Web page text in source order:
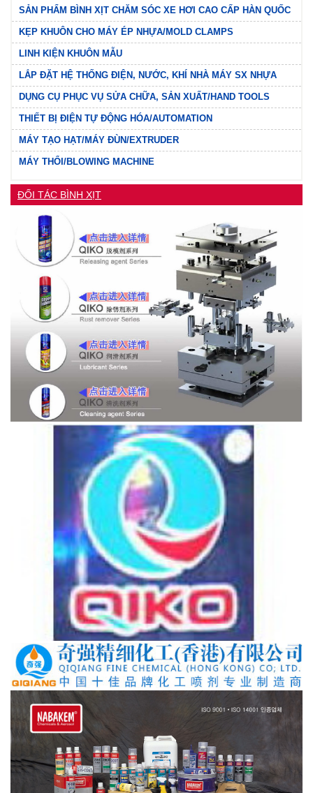
SẢN PHẨM BÌNH XỊT CHĂM SÓC XE HƠI CAO CẤP HÀN QUỐC
KẸP KHUÔN CHO MÁY ÉP NHỰA/MOLD CLAMPS
LINH KIỆN KHUÔN MẪU
LẮP ĐẶT HỆ THỐNG ĐIỆN, NƯỚC, KHÍ NHÀ MÁY SX NHỰA
DỤNG CỤ PHỤC VỤ SỬA CHỮA, SẢN XUẤT/HAND TOOLS
THIẾT BỊ ĐIỆN TỰ ĐỘNG HÓA/AUTOMATION
MÁY TẠO HẠT/MÁY ĐÙN/EXTRUDER
MÁY THỔI/BLOWING MACHINE
ĐỐI TÁC BÌNH XỊT